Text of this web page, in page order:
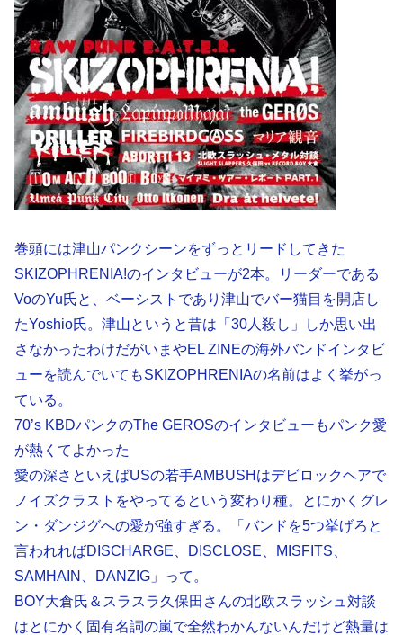
巻頭には津山パンクシーンをずっとリードしてきた
SKIZOPHRENIA!のインタビューが2本。リーダーである
VoのYu氏と、ベーシストであり津山でバー猫目を開店し
たYoshio氏。津山というと昔は「30人殺し」しか思い出
さなかったわけだがいまやEL ZINEの海外バンドインタビ
ューを読んでいてもSKIZOPHRENIAの名前はよく挙がっ
ている。
70’s KBDパンクのThe GEROSのインタビューもパンク愛
が熱くてよかった
愛の深さといえばUSの若手AMBUSHはデビロックヘアで
ノイズクラストをやってるという変わり種。とにかくグレ
ン・ダンジグへの愛が強すぎる。「バンドを5つ挙げろと
言われればDISCHARGE、DISCLOSE、MISFITS、
SAMHAIN、DANZIG」って。
BOY大倉氏＆スラスラ久保田さんの北欧スラッシュ対談
はとにかく固有名詞の嵐で全然わかんないんだけど熱量は